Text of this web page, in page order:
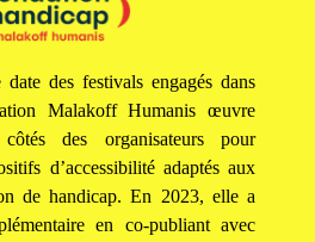
des festivals engagés dans
Malakoff Humanis œuvre
des organisateurs pour
d’accessibilité adaptés aux
de handicap. En 2023, elle a
en co-publiant avec